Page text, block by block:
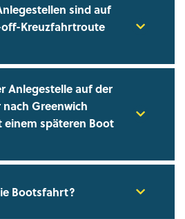
sind auf
Kreuzfahrtroute
Anlegestelle auf der
Greenwich
späteren Boot
Bootsfahrt?